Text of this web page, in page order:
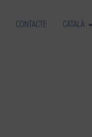
CONTACTE CATALÀ